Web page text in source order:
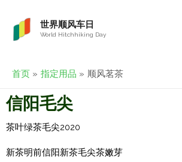
世界顺风车日
World Hitchhiking Day
首页 指定用品 顺风茗茶
信阳毛尖
茶叶绿茶毛尖2020
新茶明前信阳新茶毛尖茶嫩芽